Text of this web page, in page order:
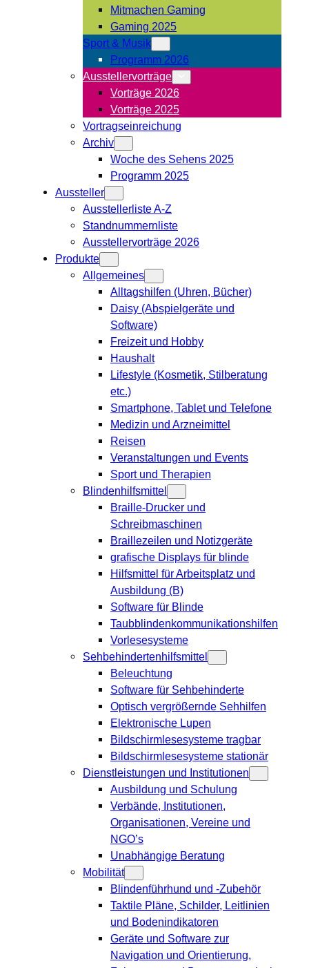
Mitmachen Gaming
Gaming 2025
Sport & Musik
Programm 2026
Ausstellervorträge
Vorträge 2026
Vorträge 2025
Vortragseinreichung
Archiv
Woche des Sehens 2025
Programm 2025
Aussteller
Ausstellerliste A-Z
Standnummernliste
Ausstellervorträge 2026
Produkte
Allgemeines
Alltagshilfen (Uhren, Bücher)
Daisy (Abspielgeräte und
Software)
Freizeit und Hobby
Haushalt
Lifestyle (Kosmetik, Stilberatung
etc.)
Smartphone, Tablet und Telefone
Medizin und Arzneimittel
Reisen
Veranstaltungen und Events
Sport und Therapien
Blindenhilfsmittel
Braille-Drucker und
Schreibmaschinen
Braillezeilen und Notizgeräte
grafische Displays für blinde
Hilfsmittel für Arbeitsplatz und
Ausbildung (B)
Software für Blinde
Taubblindenkommunikationshilfen
Vorlesesysteme
Sehbehindertenhilfsmittel
Beleuchtung
Software für Sehbehinderte
Optisch vergrößernde Sehhilfen
Elektronische Lupen
Bildschirmlesesysteme tragbar
Bildschirmlesesysteme stationär
Dienstleistungen und Institutionen
Ausbildung und Schulung
Verbände, Institutionen,
Organisationen, Vereine und
NGO’s
Unabhängige Beratung
Mobilität
Blindenführhund und -Zubehör
Taktile Pläne, Schilder, Leitlinien
und Bodenindikatoren
Geräte und Software zur
Navigation und Orientierung,